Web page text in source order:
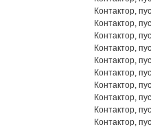
Контактор,
Контактор,
Контактор,
Контактор,
Контактор,
Контактор,
Контактор,
Контактор,
Контактор,
Контактор,